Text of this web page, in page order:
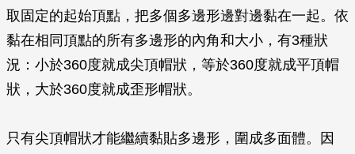
取固定的起始頂點，把多個多邊形邊對邊黏在一起。依
黏在相同頂點的所有多邊形的內角和大小，有3種狀
況：小於360度就成尖頂帽狀，等於360度就成平頂帽
狀，大於360度就成歪形帽狀。
只有尖頂帽狀才能繼續黏貼多邊形，圍成多面體。因